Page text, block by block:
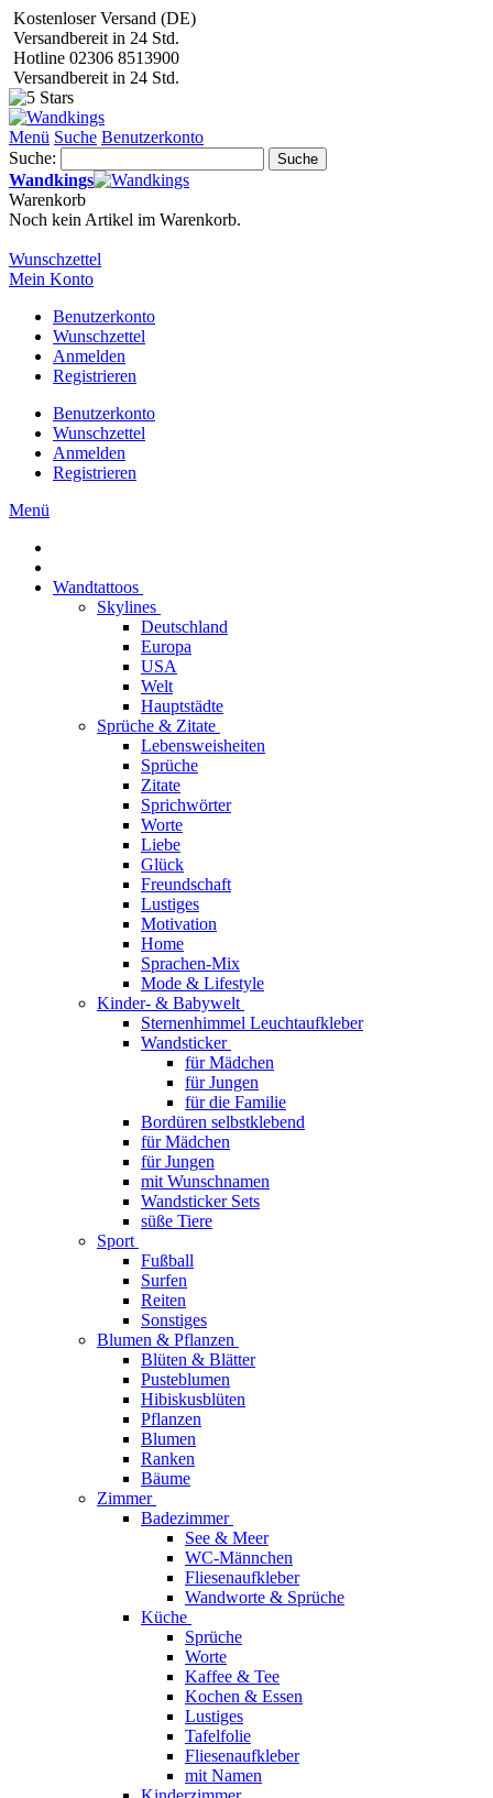
Kostenloser Versand (DE)
Versandbereit in 24 Std.
Hotline 02306 8513900
Versandbereit in 24 Std.
Menü Suche Benutzerkonto
Suche:
Suche
Wandkings
Warenkorb
Noch kein Artikel im Warenkorb.
Wunschzettel
Mein Konto
Benutzerkonto
Wunschzettel
Anmelden
Registrieren
Benutzerkonto
Wunschzettel
Anmelden
Registrieren
Menü
Wandtattoos
Skylines
Deutschland
Europa
USA
Welt
Hauptstädte
Sprüche & Zitate
Lebensweisheiten
Sprüche
Zitate
Sprichwörter
Worte
Liebe
Glück
Freundschaft
Lustiges
Motivation
Home
Sprachen-Mix
Mode & Lifestyle
Kinder- & Babywelt
Sternenhimmel Leuchtaufkleber
Wandsticker
für Mädchen
für Jungen
für die Familie
Bordüren selbstklebend
für Mädchen
für Jungen
mit Wunschnamen
Wandsticker Sets
süße Tiere
Sport
Fußball
Surfen
Reiten
Sonstiges
Blumen & Pflanzen
Blüten & Blätter
Pusteblumen
Hibiskusblüten
Pflanzen
Blumen
Ranken
Bäume
Zimmer
Badezimmer
See & Meer
WC-Männchen
Fliesenaufkleber
Wandworte & Sprüche
Küche
Sprüche
Worte
Kaffee & Tee
Kochen & Essen
Lustiges
Tafelfolie
Fliesenaufkleber
mit Namen